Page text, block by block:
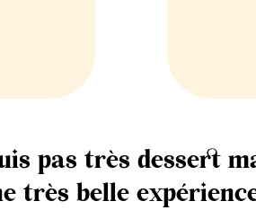
pas très dessert
très belle